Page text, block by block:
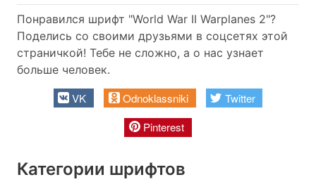
Понравился шрифт "World War II Warplanes 2"?
Поделись со своими друзьями в соцсетях этой
страничкой! Тебе не сложно, а о нас узнает
больше человек.
VK Odnoklassniki
Twitter
Pinterest
Категории шрифтов